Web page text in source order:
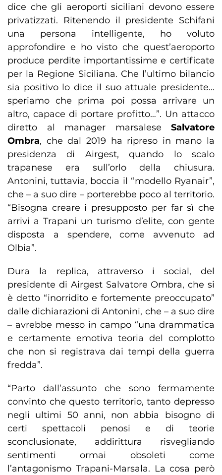
dice che gli aeroporti siciliani devono essere
privatizzati. Ritenendo il presidente Schifani
una persona intelligente, ho voluto
approfondire e ho visto che quest’aeroporto
produce perdite importantissime e certificate
per la Regione Siciliana. Che l’ultimo bilancio
sia positivo lo dice il suo attuale presidente…
speriamo che prima poi possa arrivare un
altro, capace di portare profitto…”. Un attacco
diretto al manager marsalese Salvatore
Ombra, che dal 2019 ha ripreso in mano la
presidenza di Airgest, quando lo scalo
trapanese era sull’orlo della chiusura.
Antonini, tuttavia, boccia il “modello Ryanair”,
che – a suo dire – porterebbe poco al territorio.
“Bisogna creare i presupposto per far sì che
arrivi a Trapani un turismo d’elite, con gente
disposta a spendere, come avvenuto ad
Olbia”.
Dura la replica, attraverso i social, del
presidente di Airgest Salvatore Ombra, che si
è detto “inorridito e fortemente preoccupato”
dalle dichiarazioni di Antonini, che – a suo dire
– avrebbe messo in campo “una drammatica
e certamente emotiva teoria del complotto
che non si registrava dai tempi della guerra
fredda”.
“Parto dall’assunto che sono fermamente
convinto che questo territorio, tanto depresso
negli ultimi 50 anni, non abbia bisogno di
certi spettacoli penosi e di teorie
sconclusionate, addirittura risvegliando
sentimenti ormai obsoleti come
l’antagonismo Trapani-Marsala. La cosa però